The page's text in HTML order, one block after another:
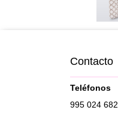
Contacto
Teléfonos
995 024 682